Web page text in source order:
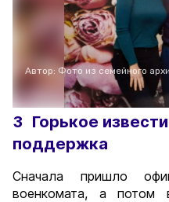
Автор: Фото из семейного
3 Горькое
поддержка
Сначала пришло
военкомата, а потом